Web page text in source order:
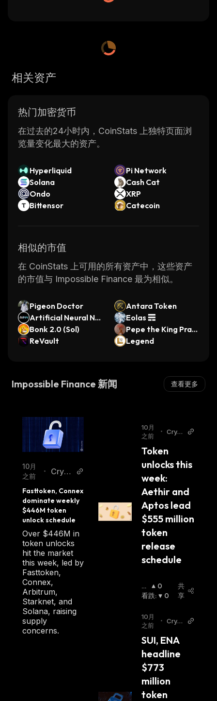
相关资产
热门加密货币
在过去的24小时内，CoinStats 上独特页面浏
览量变化最大的资产。
Hyperliquid
Pi Network
Solana
Cash Cat
Ondo
XRP
Bittensor
Catecoin
相似的市值
在 CoinStats 上可用的所有资产中，这些资产
的市值与 Impossible Finance 最为相似。
Pigeon Doctor
Antara Token
Artificial Neural Ne
twork (Ordinals)
Eolas ☴
Bonk 2.0 (Sol)
Pepe the King Praw
n
ReVault Legend
Impossible Finance 新闻 查看更多
10月
之前
•
Crypt
an
Fasttoken, Connex
dominate weekly
$446M token
unlock schedule
Over $446M in
token unlocks
hit the market
this week, led by
Fasttoken,
Connex,
Arbitrum,
Starknet, and
Solana, raising
supply
concerns.
10月
之前
• Crypt
an
Token
unlocks this
week:
Aethir and
Aptos lead
$555 million
token
release
看
涨:
0
看跌: 0
共
享
10月
之前
• Crypt
an
SUI, ENA
headline
$773
million
token